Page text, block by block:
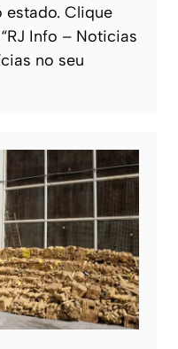
estado. Clique
Info – Noticias
no seu